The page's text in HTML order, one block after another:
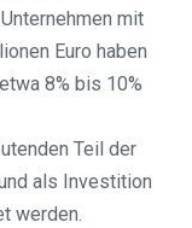
mit
Euro haben
8% bis 10%
Teil der
als Investition
werden.